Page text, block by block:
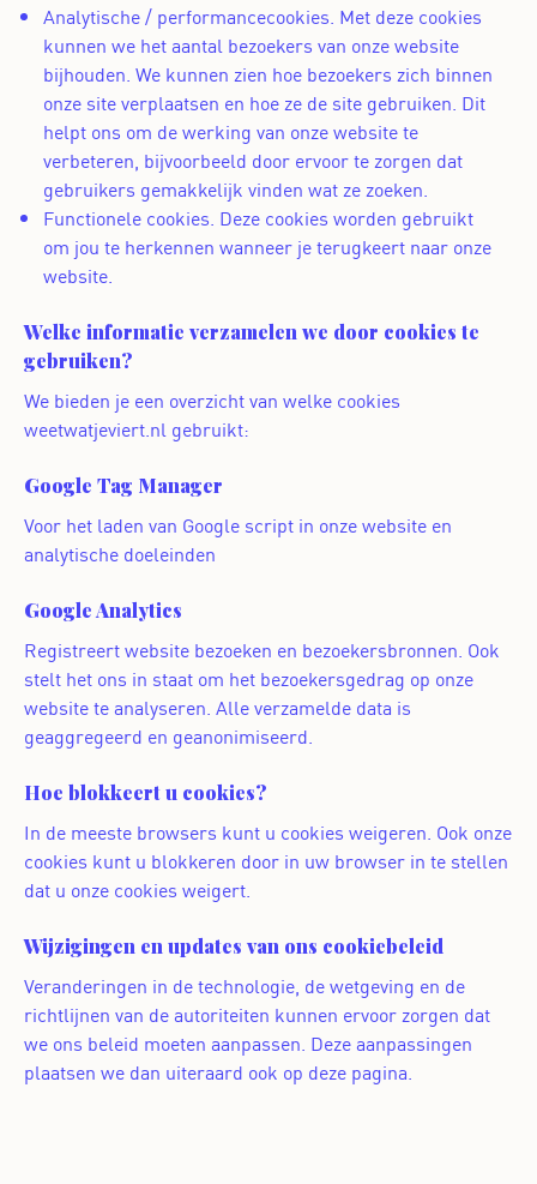
Analytische / performancecookies. Met deze cookies
kunnen we het aantal bezoekers van onze website
bijhouden. We kunnen zien hoe bezoekers zich binnen
onze site verplaatsen en hoe ze de site gebruiken. Dit
helpt ons om de werking van onze website te
verbeteren, bijvoorbeeld door ervoor te zorgen dat
gebruikers gemakkelijk vinden wat ze zoeken.
Functionele cookies. Deze cookies worden gebruikt
om jou te herkennen wanneer je terugkeert naar onze
website.
Welke informatie verzamelen we door cookies te
gebruiken?
We bieden je een overzicht van welke cookies
weetwatjeviert.nl gebruikt:
Google Tag Manager
Voor het laden van Google script in onze website en
analytische doeleinden
Google Analytics
Registreert website bezoeken en bezoekersbronnen. Ook
stelt het ons in staat om het bezoekersgedrag op onze
website te analyseren. Alle verzamelde data is
geaggregeerd en geanonimiseerd.
Hoe blokkeert u cookies?
In de meeste browsers kunt u cookies weigeren. Ook onze
cookies kunt u blokkeren door in uw browser in te stellen
dat u onze cookies weigert.
Wijzigingen en updates van ons cookiebeleid
Veranderingen in de technologie, de wetgeving en de
richtlijnen van de autoriteiten kunnen ervoor zorgen dat
we ons beleid moeten aanpassen. Deze aanpassingen
plaatsen we dan uiteraard ook op deze pagina.